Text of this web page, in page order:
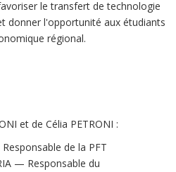
le transfert de technologie
donner l'opportunité aux étudiants
régional.
et de Célia PETRONI :
de la PFT
— Responsable du